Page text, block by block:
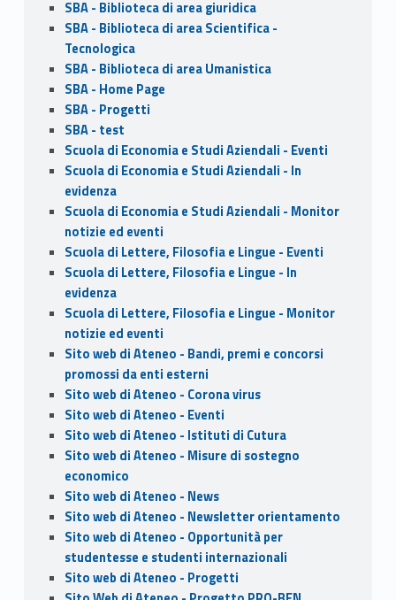
SBA - Biblioteca di area giuridica
SBA - Biblioteca di area Scientifica -
Tecnologica
SBA - Biblioteca di area Umanistica
SBA - Home Page
SBA - Progetti
SBA - test
Scuola di Economia e Studi Aziendali - Eventi
Scuola di Economia e Studi Aziendali - In
evidenza
Scuola di Economia e Studi Aziendali - Monitor
notizie ed eventi
Scuola di Lettere, Filosofia e Lingue - Eventi
Scuola di Lettere, Filosofia e Lingue - In
evidenza
Scuola di Lettere, Filosofia e Lingue - Monitor
notizie ed eventi
Sito web di Ateneo - Bandi, premi e concorsi
promossi da enti esterni
Sito web di Ateneo - Corona virus
Sito web di Ateneo - Eventi
Sito web di Ateneo - Istituti di Cutura
Sito web di Ateneo - Misure di sostegno
economico
Sito web di Ateneo - News
Sito web di Ateneo - Newsletter orientamento
Sito web di Ateneo - Opportunità per
studentesse e studenti internazionali
Sito web di Ateneo - Progetti